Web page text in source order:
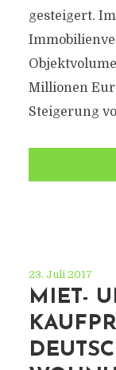
gesteigert.
Millionen
Steigerung
23. Juli 2017
MIET-